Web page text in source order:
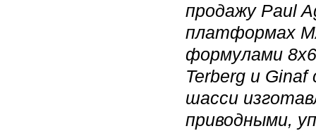
продажу Paul
платформах
формулами
Terberg и
шасси
приводными,